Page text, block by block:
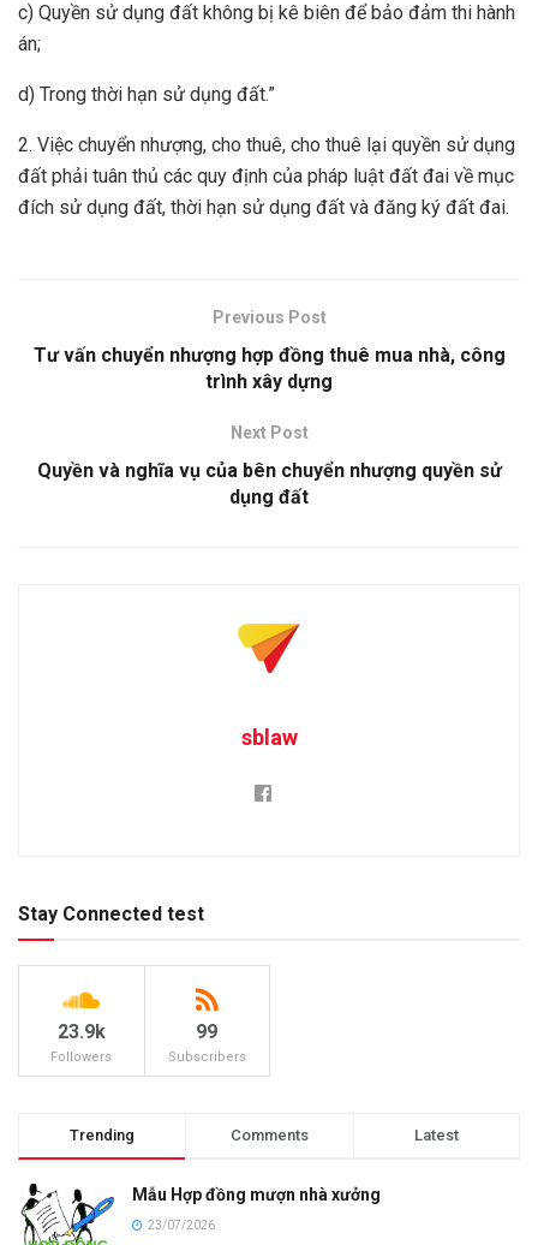
c) Quyền sử dụng đất không bị kê biên để bảo đảm thi hành
án;
d) Trong thời hạn sử dụng đất.”
2. Việc chuyển nhượng, cho thuê, cho thuê lại quyền sử dụng
đất phải tuân thủ các quy định của pháp luật đất đai về mục
đích sử dụng đất, thời hạn sử dụng đất và đăng ký đất đai.
Previous Post
Tư vấn chuyển nhượng hợp đồng thuê mua nhà, công
trình xây dựng
Next Post
Quyền và nghĩa vụ của bên chuyển nhượng quyền sử
dụng đất
sblaw
Stay Connected test
23.9k
Followers
99
Subscribers
Trending Comments Latest
Mẫu Hợp đồng mượn nhà xưởng
23/07/2026